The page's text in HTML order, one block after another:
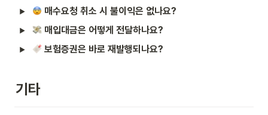
매수요청 취소 시 불이익은 없나요?
매입대금은 어떻게 전달하나요?
보험증권은 바로 재발행되나요?
기타